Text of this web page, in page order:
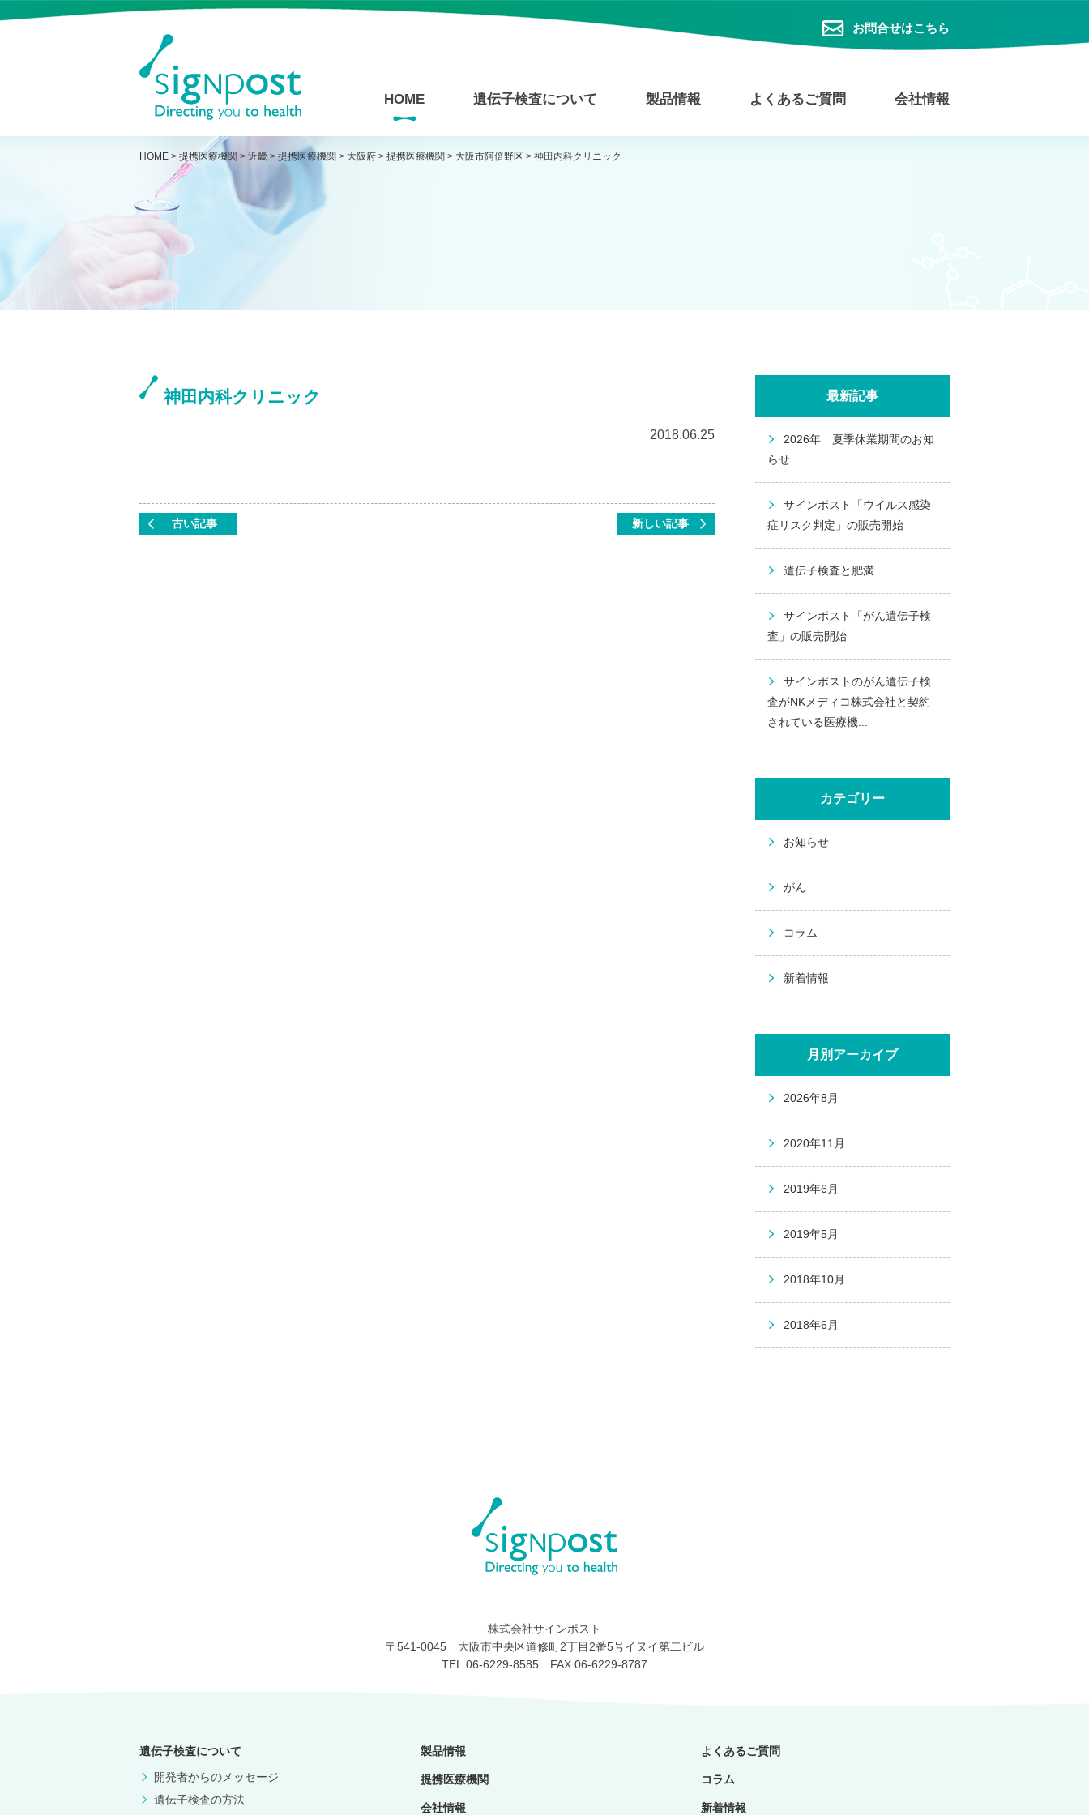
お問合せはこちら
HOME 遺伝子検査について 製品情報 よくあるご質問 会社情報
HOME > 提携医療機関 > 近畿 > 提携医療機関 > 大阪府 > 提携医療機関 > 大阪市阿倍野区 > 神田内科クリニック
神田内科クリニック
2018.06.25
古い記事 新しい記事
最新記事
2026年 夏季休業期間のお知
らせ
サインポスト「ウイルス感染
症リスク判定」の販売開始
遺伝子検査と肥満
サインポスト「がん遺伝子検
査」の販売開始
サインポストのがん遺伝子検
査がNKメディコ株式会社と契約
されている医療機...
カテゴリー
お知らせ
がん
コラム
新着情報
月別アーカイブ
2026年8月
2020年11月
2019年6月
2019年5月
2018年10月
2018年6月
株式会社サインポスト
〒541-0045 大阪市中央区道修町2丁目2番5号イヌイ第二ビル
TEL.06-6229-8585 FAX.06-6229-8787
遺伝子検査について
開発者からのメッセージ
遺伝子検査の方法
製品情報
提携医療機関
会社情報
よくあるご質問
コラム
新着情報